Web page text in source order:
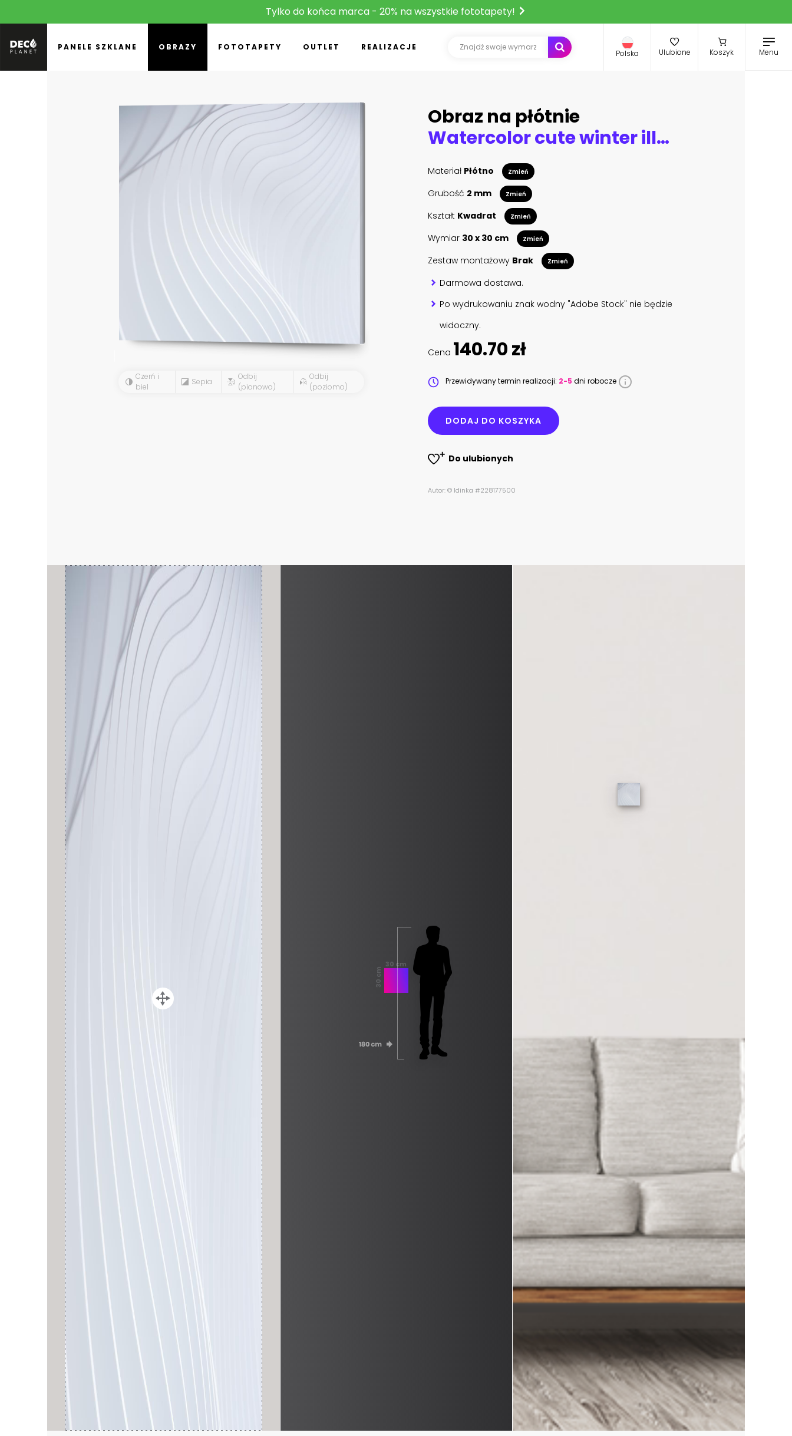
Tylko do końca marca - 20% na wszystkie fototapety!
PANELE SZKLANE OBRAZY FOTOTAPETY OUTLET REALIZACJE
Polska Ulubione Koszyk Menu
Czerń i
biel
Sepia
Odbij
(pionowo)
Odbij
(poziomo)
Obraz na płótnie
Watercolor cute winter illustration. Wooden nesting box, snow and white dove scene. Greeting card template.
Materiał Płótno Zmień
Grubość 2 mm Zmień
Kształt Kwadrat Zmień
Wymiar 30 x 30 cm Zmień
Zestaw montażowy Brak Zmień
Darmowa dostawa.
Po wydrukowaniu znak wodny "Adobe Stock" nie będzie
widoczny.
Cena 140.70 zł
Przewidywany termin realizacji: 2-5 dni robocze
DODAJ DO KOSZYKA
Do ulubionych
Autor: © ldinka #228177500
30 cm
30 cm